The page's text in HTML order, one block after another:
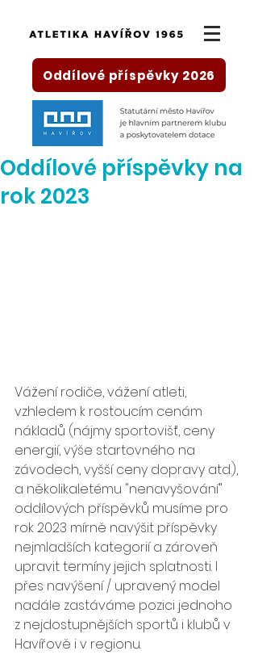
Oddílové příspěvky 2026
Oddílové příspěvky na
rok 2023
Vážení rodiče, vážení atleti,
vzhledem k rostoucím cenám
nákladů (nájmy sportovišť, ceny
energií, výše startovného na
závodech, vyšší ceny dopravy atd.),
a několikaletému "nenavyšování"
oddílových příspěvků musíme pro
rok 2023 mírně navýšit příspěvky
nejmladších kategorií a zároveň
upravit termíny jejich splatnosti. I
přes navýšení / upravený model
nadále zastáváme pozici jednoho
z nejdostupnějších sportů i klubů v
Havířově i v regionu.